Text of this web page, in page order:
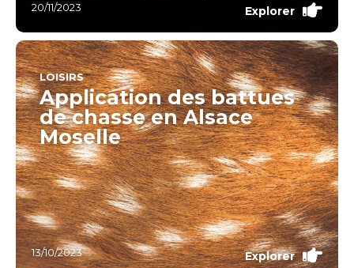
20/11/2023 Explorer
LOISIRS
Application des battues
de chasse en Alsace
Moselle
13/10/2023 Explorer